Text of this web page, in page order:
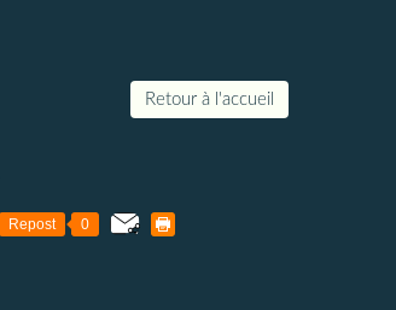
Retour à l'accueil
Repost 0